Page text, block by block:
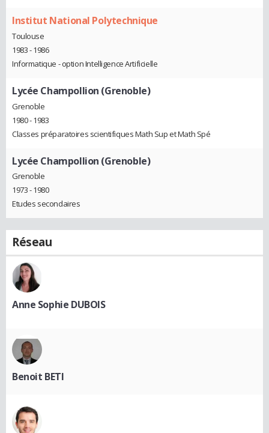
Institut National Polytechnique
Toulouse
1983 - 1986
Informatique - option Intelligence Artificielle
Lycée Champollion (Grenoble)
Grenoble
1980 - 1983
Classes préparatoires scientifiques Math Sup et Math Spé
Lycée Champollion (Grenoble)
Grenoble
1973 - 1980
Etudes secondaires
Réseau
Anne Sophie DUBOIS
Benoit BETI